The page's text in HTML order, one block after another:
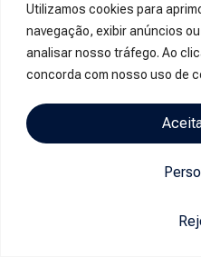
Utilizamos cookies para
navegação, exibir anúncios
analisar nosso tráfego. Ao
concorda com nosso uso de
08h às 12h e 13h15m às
Área do Colaborador